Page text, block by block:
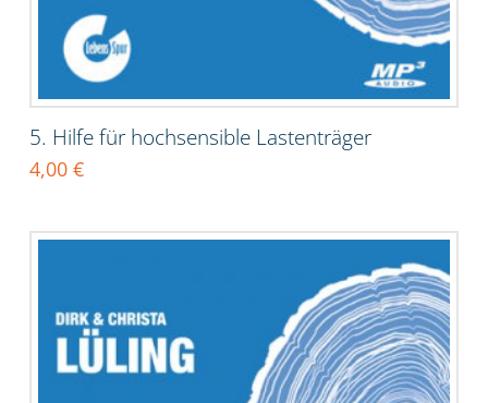
5. Hilfe für hochsensible Lastenträger
4,00 €